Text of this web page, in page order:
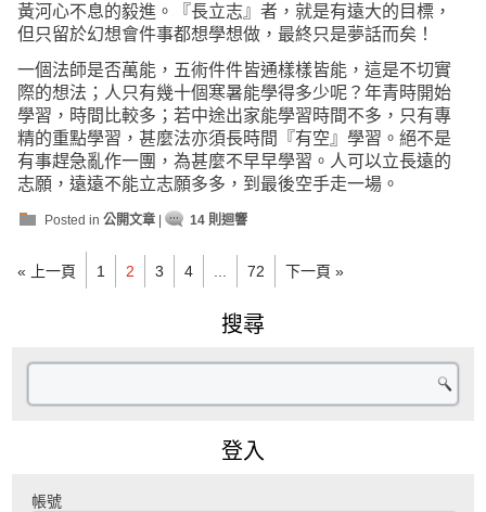
黃河心不息的毅進。『長立志』者，就是有遠大的目標，
但只留於幻想會件事都想學想做，最終只是夢話而矣！
一個法師是否萬能，五術件件皆通樣樣皆能，這是不切實
際的想法；人只有幾十個寒暑能學得多少呢？年青時開始
學習，時間比較多；若中途出家能學習時間不多，只有專
精的重點學習，甚麼法亦須長時間『有空』學習。絕不是
有事趕急亂作一團，為甚麼不早早學習。人可以立長遠的
志願，遠遠不能立志願多多，到最後空手走一場。
Posted in 公開文章 | 14 則迴響
« 上一頁 1 2 3 4 72 下一頁 »
搜尋
登入
帳號